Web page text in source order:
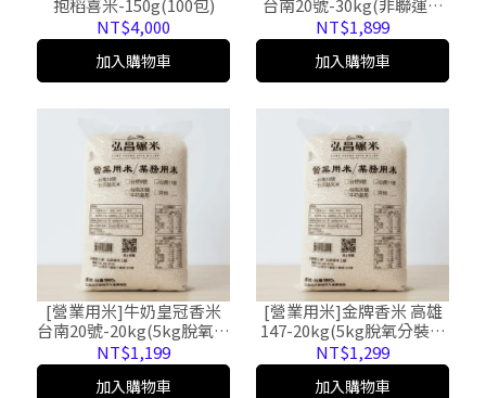
抱稻喜米-150g(100包)
NT$4,000
加入購物車
台南20號-30kg(非聯運區
域免運,大榮貨運配送)
NT$1,899
加入購物車
[營業用米]牛奶皇冠香米
台南20號-20kg(5kg脫氧分
裝*4包，免運，黑貓宅配)
NT$1,199
加入購物車
[營業用米]金牌香米 高雄
147-20kg(5kg脫氧分裝*4
包，免運，黑貓宅配)
NT$1,299
加入購物車